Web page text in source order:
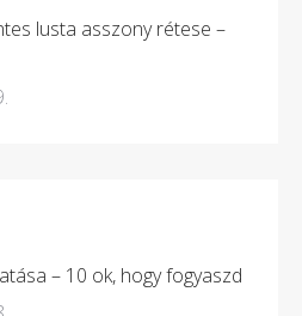
lusta asszony rétese –
– 10 ok, hogy fogyaszd